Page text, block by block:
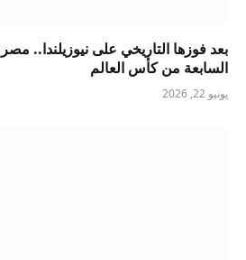
بعد فوزها التاريخي على نيوزيلندا..
السابعة من كأس العالم
يونيو 22, 2026